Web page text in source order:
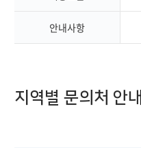
안내사항
지역별 문의처 안내